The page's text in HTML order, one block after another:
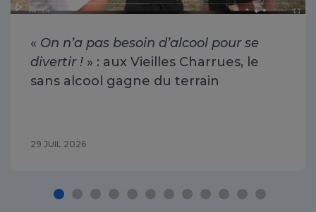
« On n’a pas besoin d’alcool pour se
divertir ! » : aux Vieilles Charrues, le
sans alcool gagne du terrain
29 JUIL 2026